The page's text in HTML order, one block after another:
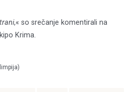
,« so srečanje komentirali na
Krima.